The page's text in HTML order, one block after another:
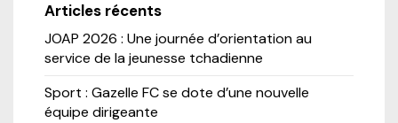
Articles récents
JOAP 2026 : Une journée d’orientation au
service de la jeunesse tchadienne
Sport : Gazelle FC se dote d’une nouvelle
équipe dirigeante